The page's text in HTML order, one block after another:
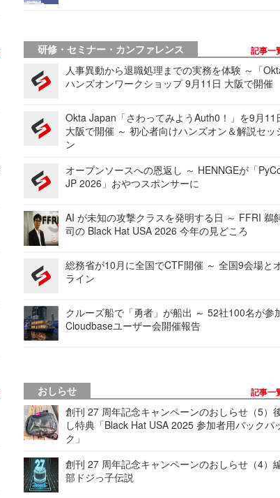
研修・セミナー・カンファレンス 記事一
人事異動から退職処理までの実務を体験 ～「
ハンズオンワークショップ 9月11日 大阪で開催
Okta Japan「さわってみようAuth0！」を9月11
大阪で開催 ～ 初心者向けハンズオン＆解説セッ
ン
オープンソースへの恩返し ～ HENNGEが「
JP 2026」おやつスポンサーに
AI が未知の攻撃クラスを発明する日 ～ FFRI 鵜
司の Black Hat USA 2026 今年の見どころ
総務省が10月に全国でCTF開催 ～ 全国9会場と
ライン
クルーズ船で「勇者」が船出 ～ 52社100名が参
Cloudbaseユーザー会開催報告
おしらせ 記事一
創刊 27 周年記念キャンペーンのおしらせ（5）
し特典「Black Hat USA 2025 参加者用バックパ
ク」
創刊 27 周年記念キャンペーンのおしらせ（4）
部ドジっ子伝説